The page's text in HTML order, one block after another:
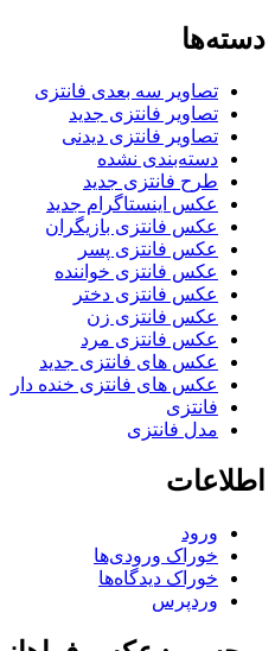
دسته‌ها
تصاویر سه بعدی فانتزی
تصاویر فانتزی جدید
تصاویر فانتزی دیدنی
دسته‌بندی نشده
طرح فانتزی جدید
عکس اینستاگرام جدید
عکس فانتزی بازیگران
عکس فانتزی پسر
عکس فانتزی خواننده
عکس فانتزی دختر
عکس فانتزی زن
عکس فانتزی مرد
عکس های فانتزی جدید
عکس های فانتزی خنده دار
فانتزی
مدل فانتزی
اطلاعات
ورود
خوراک ورودی‌ها
خوراک دیدگاه‌ها
وردپرس